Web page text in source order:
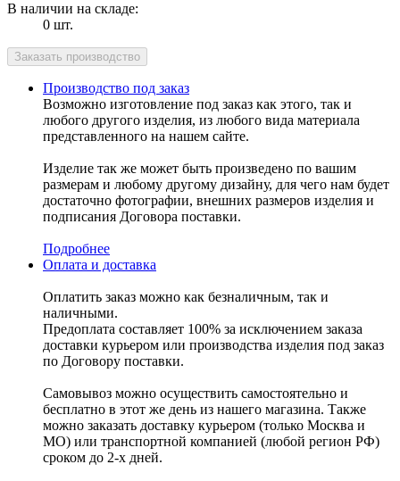
В наличии на складе:
0 шт.
Производство под заказ
Возможно изготовление под заказ как этого, так и
любого другого изделия, из любого вида материала
представленного на нашем сайте.
Изделие так же может быть произведено по вашим
размерам и любому другому дизайну, для чего нам будет
достаточно фотографии, внешних размеров изделия и
подписания Договора поставки.
Подробнее
Оплата и доставка
Оплатить заказ можно как безналичным, так и
наличными.
Предоплата составляет 100% за исключением заказа
доставки курьером или производства изделия под заказ
по Договору поставки.
Самовывоз можно осуществить самостоятельно и
бесплатно в этот же день из нашего магазина. Также
можно заказать доставку курьером (только Москва и
МО) или транспортной компанией (любой регион РФ)
сроком до 2-х дней.